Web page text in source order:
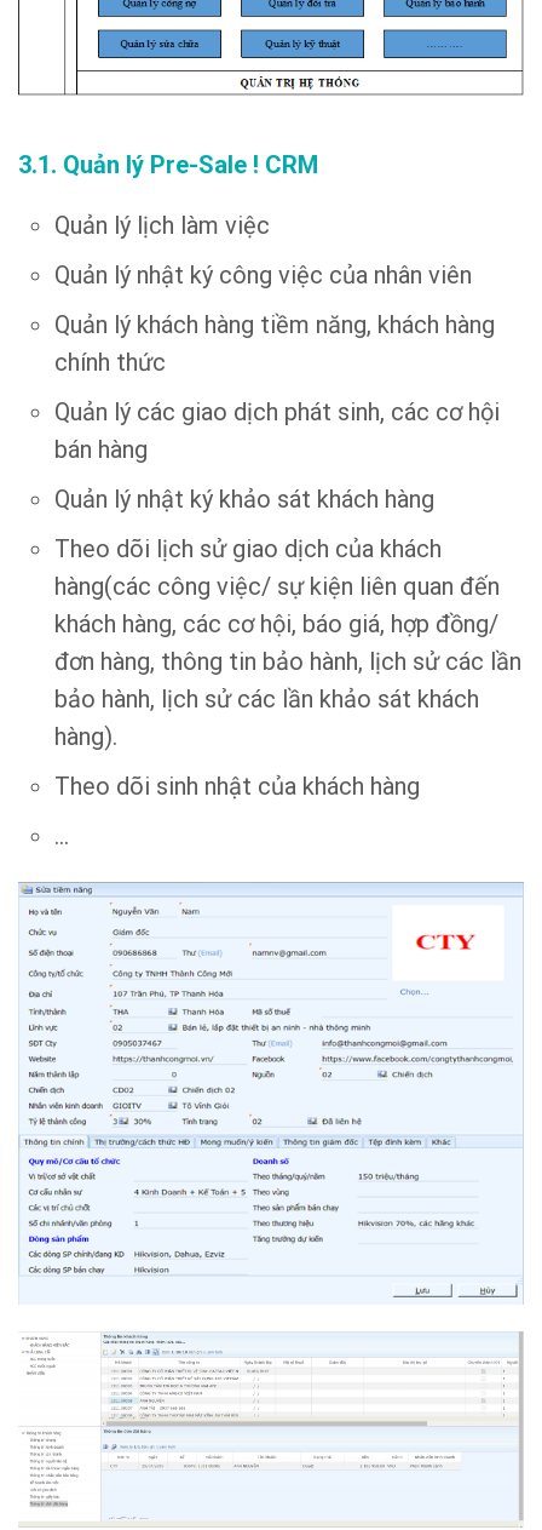
3.1. Quản lý Pre-Sale ! CRM
Quản lý lịch làm việc
Quản lý nhật ký công việc của nhân viên
Quản lý khách hàng tiềm năng, khách hàng
chính thức
Quản lý các giao dịch phát sinh, các cơ hội
bán hàng
Quản lý nhật ký khảo sát khách hàng
Theo dõi lịch sử giao dịch của khách
hàng(các công việc/ sự kiện liên quan đến
khách hàng, các cơ hội, báo giá, hợp đồng/
đơn hàng, thông tin bảo hành, lịch sử các lần
bảo hành, lịch sử các lần khảo sát khách
hàng).
Theo dõi sinh nhật của khách hàng
…